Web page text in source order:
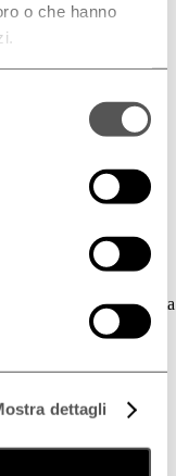
o che hanno
dettagli
di prodotti è dedicata